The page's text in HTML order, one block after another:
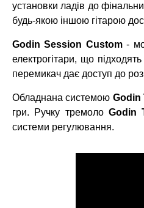
установки ладів до
будь-якою іншою гітарою
Godin Session Custom-
електрогітари, що
перемикач дає доступ до
Обладнана системою Godin
гри. Ручку тремоло Godin
системи регулювання.